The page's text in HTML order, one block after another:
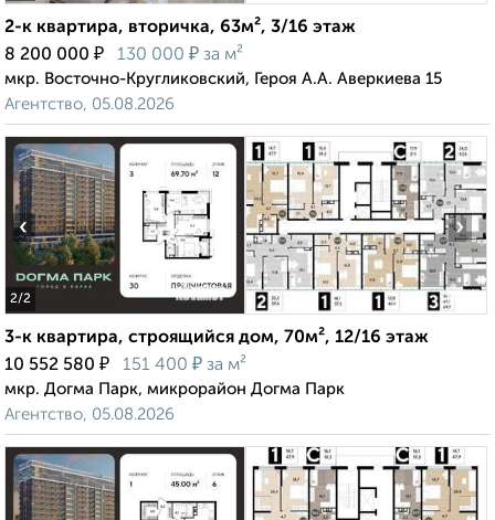
2-к квартира, вторичка, 63м², 3/16 этаж
8 200 000 ₽ 130 000 ₽ за м²
мкр. Восточно-Кругликовский, Героя А.А. Аверкиева 15
Агентство, 05.08.2026
2/2
‹ ›
3-к квартира, строящийся дом, 70м², 12/16 этаж
10 552 580 ₽ 151 400 ₽ за м²
мкр. Догма Парк, микрорайон Догма Парк
Агентство, 05.08.2026